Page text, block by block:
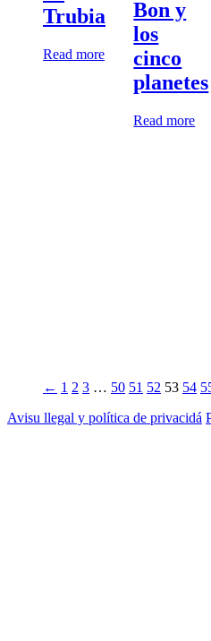
Trubia
Read more
Bon y
los
cinco
planetes
Read more
← 1 2 3 … 50 51 52 53 54
Avisu llegal y política de privacidá